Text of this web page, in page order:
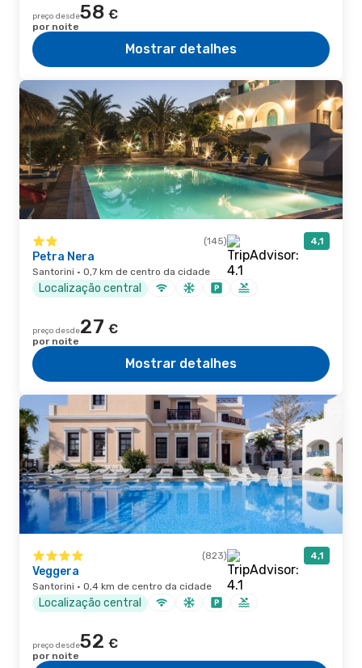
preço desde58 €
por noite
Mostrar detalhes
(145) 4,1
Petra Nera
Santorini · 0,7 km de centro da cidade
Localização central
preço desde27 €
por noite
Mostrar detalhes
(823) 4,1
Veggera
Santorini · 0,4 km de centro da cidade
Localização central
preço desde52 €
por noite